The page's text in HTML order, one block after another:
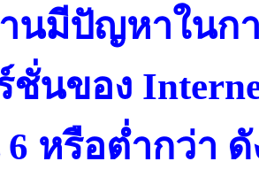
มีปัญหาในกา
ชั่นของ
6 หรือต่ำกว่า